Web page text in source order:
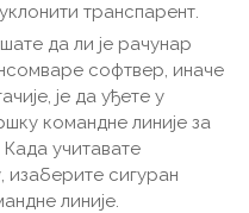
транспарент.
да ли је рачунар
софтвер, иначе
је да уђете у
командне линије за
учитавате
изаберите сигуран
линије.